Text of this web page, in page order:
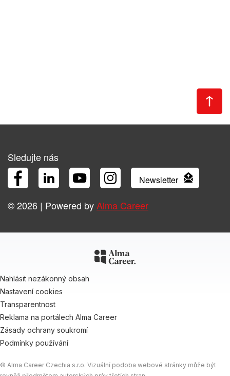
Sledujte nás
FacebookLinkedInYouTubeInstagramNewsletter
© 2026 | Powered byAlma Career
Nahlásit nezákonný obsah
Nastavení cookies
Transparentnost
Reklama na portálech Alma Career
Zásady ochrany soukromí
Podmínky používání
© Alma Career Czechia s.r.o. Vizuální podoba webové stránky může být